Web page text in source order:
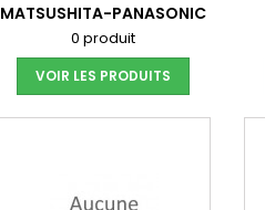
MATSUSHITA-PANASONIC
0 produit
VOIR LES PRODUITS